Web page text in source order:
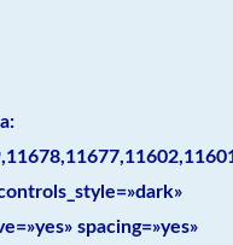
spacing=»yes»